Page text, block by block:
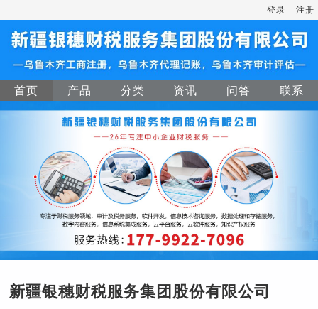
登录 注册
首页 产品 分类 资讯 问答 联系
新疆银穗财税服务集团股份有限公司